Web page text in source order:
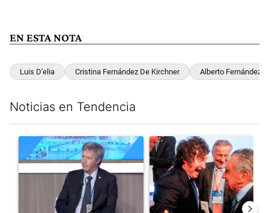
EN ESTA NOTA
Luis D'elia Cristina Fernández De Kirchner Alberto Fernández
Noticias en Tendencia
Un artículo de tendencia con el título "El Banco Central no
Un artículo de tendencia con